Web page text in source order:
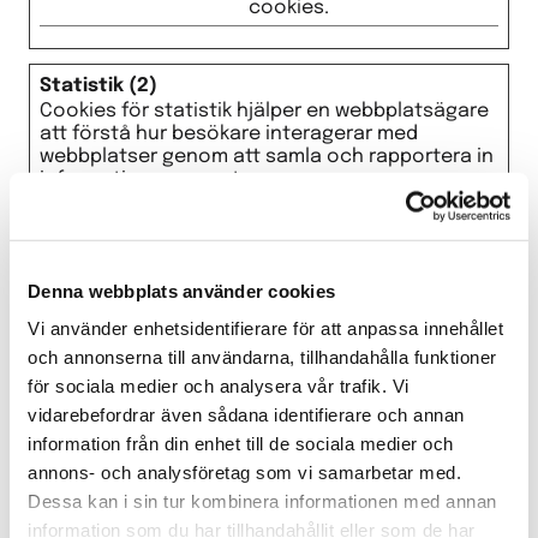
Denna webbplats använder cookies
Vi använder enhetsidentifierare för att anpassa innehållet
och annonserna till användarna, tillhandahålla funktioner
för sociala medier och analysera vår trafik. Vi
vidarebefordrar även sådana identifierare och annan
information från din enhet till de sociala medier och
annons- och analysföretag som vi samarbetar med.
Dessa kan i sin tur kombinera informationen med annan
information som du har tillhandahållit eller som de har
cookies.
Statistik (2)
Cookies för statistik hjälper en webbplatsägare
att förstå hur besökare interagerar med
webbplatser genom att samla och rapportera in
Namn Utfärdare Ändamål
Maximal
pageview
site-
dnmns.c
om
Detects how
user has visited
the website in
order to
determine
whether an on-
page notification
should be
visits
site-
Detects how
Bestä